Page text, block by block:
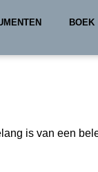
BOEK
is van een